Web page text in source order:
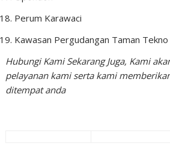
Perum Karawaci
Kawasan Pergudangan Taman Tekno
Hubungi Kami Sekarang Juga, Kami
pelayanan kami serta kami
ditempat anda